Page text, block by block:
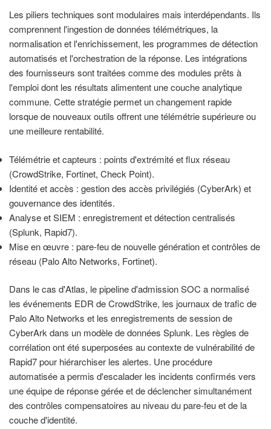
Les piliers techniques sont modulaires mais interdépendants. Ils
comprennent l'ingestion de données télémétriques, la
normalisation et l'enrichissement, les programmes de détection
automatisés et l'orchestration de la réponse. Les intégrations
des fournisseurs sont traitées comme des modules prêts à
l'emploi dont les résultats alimentent une couche analytique
commune. Cette stratégie permet un changement rapide
lorsque de nouveaux outils offrent une télémétrie supérieure ou
une meilleure rentabilité.
Télémétrie et capteurs : points d'extrémité et flux réseau
(CrowdStrike, Fortinet, Check Point).
Identité et accès : gestion des accès privilégiés (CyberArk) et
gouvernance des identités.
Analyse et SIEM : enregistrement et détection centralisés
(Splunk, Rapid7).
Mise en œuvre : pare-feu de nouvelle génération et contrôles de
réseau (Palo Alto Networks, Fortinet).
Dans le cas d'Atlas, le pipeline d'admission SOC a normalisé
les événements EDR de CrowdStrike, les journaux de trafic de
Palo Alto Networks et les enregistrements de session de
CyberArk dans un modèle de données Splunk. Les règles de
corrélation ont été superposées au contexte de vulnérabilité de
Rapid7 pour hiérarchiser les alertes. Une procédure
automatisée a permis d'escalader les incidents confirmés vers
une équipe de réponse gérée et de déclencher simultanément
des contrôles compensatoires au niveau du pare-feu et de la
couche d'identité.